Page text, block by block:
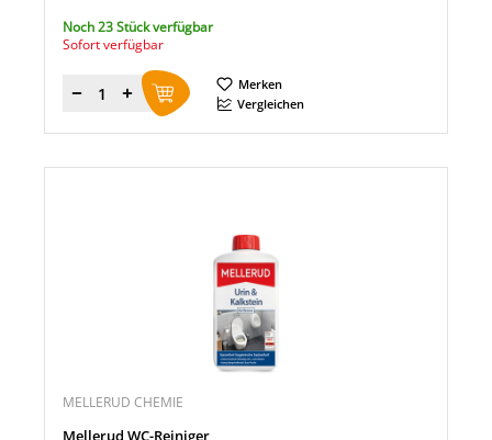
Noch 23 Stück verfügbar
Sofort verfügbar
Menge
Merken
Vergleichen
MELLERUD CHEMIE
Mellerud WC-Reiniger